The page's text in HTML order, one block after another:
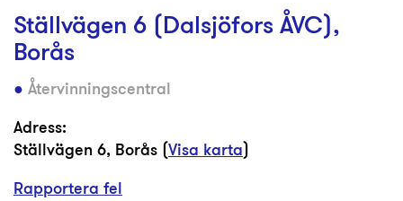
Ställvägen 6 (Dalsjöfors ÅVC),
Borås
Återvinningscentral
Adress:
Ställvägen 6, Borås (Visa karta)
Rapportera fel